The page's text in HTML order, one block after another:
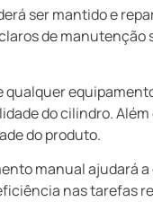
ser mantido e
de manutenção
do cilindro.
do produto.
manual ajudará
nas tarefas